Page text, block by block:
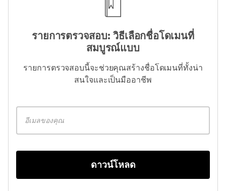
รายการตรวจสอบ: วิธีเลือกชื่อโดเมนที่
สมบูรณ์แบบ
รายการตรวจสอบนี้จะช่วยคุณสร้างชื่อโดเมนที่ทั้งน่า
สนใจและเป็นมืออาชีพ
ดาวน์โหลด